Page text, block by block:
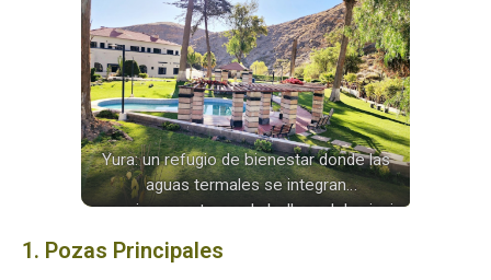
Yura: un refugio de bienestar donde las
aguas termales se integran
armoniosamente con la belleza del paisaje
1. Pozas Principales